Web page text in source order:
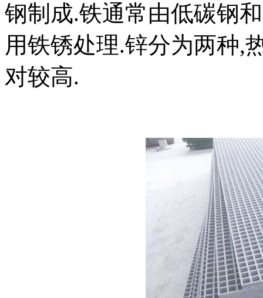
钢制成.铁通常由低碳钢
用铁锈处理.锌分为两种,
对较高.